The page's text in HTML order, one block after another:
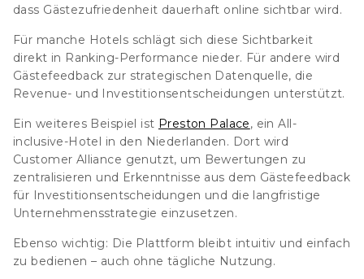
dass Gästezufriedenheit dauerhaft online sichtbar wird.
Für manche Hotels schlägt sich diese Sichtbarkeit
direkt in Ranking-Performance nieder. Für andere wird
Gästefeedback zur strategischen Datenquelle, die
Revenue- und Investitionsentscheidungen unterstützt.
Ein weiteres Beispiel ist Preston Palace, ein All-
inclusive-Hotel in den Niederlanden. Dort wird
Customer Alliance genutzt, um Bewertungen zu
zentralisieren und Erkenntnisse aus dem Gästefeedback
für Investitionsentscheidungen und die langfristige
Unternehmensstrategie einzusetzen.
Ebenso wichtig: Die Plattform bleibt intuitiv und einfach
zu bedienen – auch ohne tägliche Nutzung.